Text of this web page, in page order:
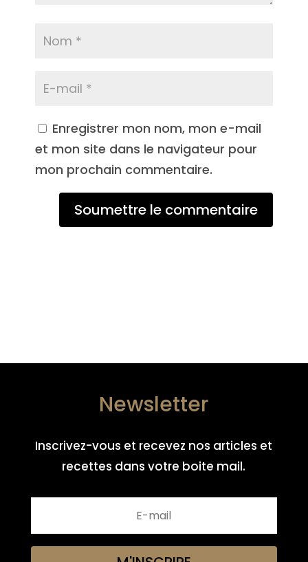
Enregistrer mon nom, mon e-mail
et mon site dans le navigateur pour
mon prochain commentaire.
Soumettre le commentaire
Newsletter
Inscrivez-vous et recevez nos articles et
recettes dans votre boite mail.